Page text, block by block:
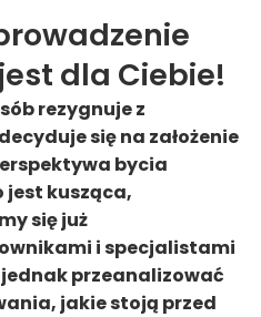
dla Ciebie!
rezygnuje z
się na założenie
bycia
jest kusząca,
się już
i specjalistami
przeanalizować
jakie stoją przed